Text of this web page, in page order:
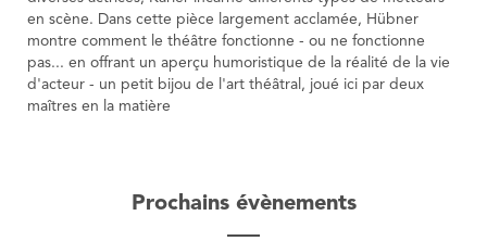
en scène. Dans cette pièce largement acclamée, Hübner
montre comment le théâtre fonctionne - ou ne fonctionne
pas... en offrant un aperçu humoristique de la réalité de la vie
d'acteur - un petit bijou de l'art théâtral, joué ici par deux
maîtres en la matière
Prochains évènements